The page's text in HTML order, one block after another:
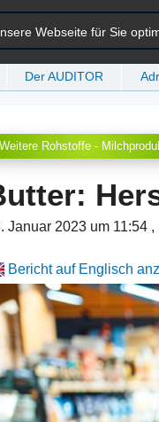
Der AUDITOR
Webseite für Sie
Weitere Rohstoffe -
Januar 2023 um 11:54 ,
Bericht auf Englisch